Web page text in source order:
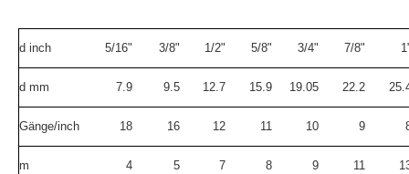
d inch 5/16" 3/8" 1/2" 5/8" 3/4" 7/8"
d mm 7.9 9.5 12.7 15.9 19.05 22.2
Gänge/inch 18 16 12 11 10 9
m 4 5 7 8 9 11